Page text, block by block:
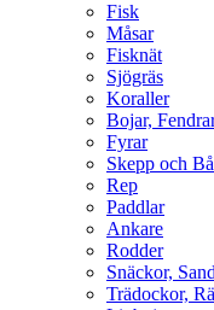
Fisk
Måsar
Fisknät
Sjögräs
Koraller
Bojar,
Fyrar
Skepp och
Rep
Paddlar
Ankare
Rodder
Snäckor,
Trädockor,